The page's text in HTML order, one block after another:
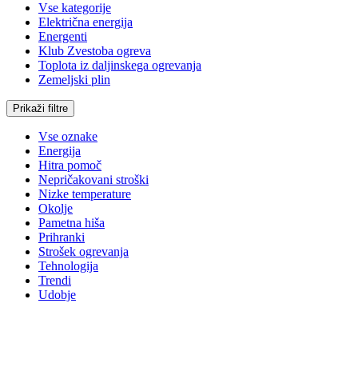
Vse kategorije
Električna energija
Energenti
Klub Zvestoba ogreva
Toplota iz daljinskega ogrevanja
Zemeljski plin
Prikaži filtre
Vse oznake
Energija
Hitra pomoč
Nepričakovani stroški
Nizke temperature
Okolje
Pametna hiša
Prihranki
Strošek ogrevanja
Tehnologija
Trendi
Udobje